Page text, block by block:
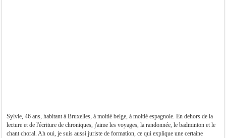
Sylvie, 46 ans, habitant à Bruxelles, à moitié belge, à moitié espagnole. En dehors de la
lecture et de l'écriture de chroniques, j'aime les voyages, la randonnée, le badminton et le
chant choral. Ah oui, je suis aussi juriste de formation, ce qui explique une certaine